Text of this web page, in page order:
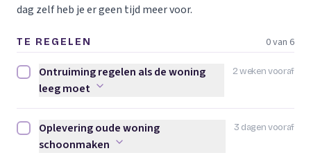
dag zelf heb je er geen tijd meer voor.
TE REGELEN 0 van 6
2 weken vooraf
Ontruiming regelen als de woning leeg moet afvinken
Ontruiming regelen als de woning
leeg moet
3 dagen vooraf
Oplevering oude woning schoonmaken afvinken
Oplevering oude woning
schoonmaken